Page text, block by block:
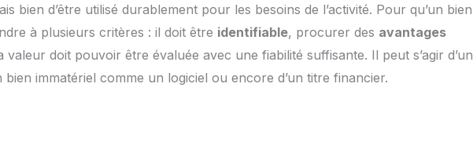
bien d’être utilisé durablement pour les besoins de l’activité. Pour qu’un bien
à plusieurs critères : il doit être identifiable, procurer des avantages
valeur doit pouvoir être évaluée avec une fiabilité suffisante. Il peut s’agir d’un
immatériel comme un logiciel ou encore d’un titre financier.